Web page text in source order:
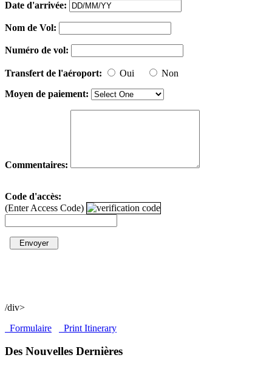
Date d'arrivée:
Nom de Vol:
Numéro de vol:
Transfert de l'aéroport: Oui
Non
Moyen de paiement:
Commentaires:
Code d'accès:
(Enter Access Code)
Envoyer
/div>
Formulaire
Print Itinerary
Des Nouvelles Dernières